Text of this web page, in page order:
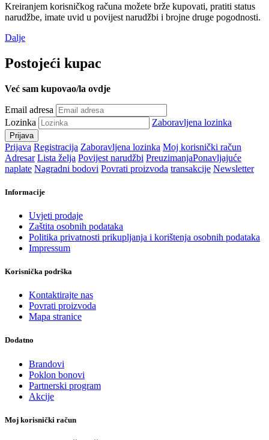
Kreiranjem korisničkog računa možete brže kupovati, pratiti status
narudžbe, imate uvid u povijest narudžbi i brojne druge pogodnosti.
Dalje
Postojeći kupac
Već sam kupovao/la ovdje
Email adresa
Lozinka
Zaboravljena lozinka
Prijava Registracija Zaboravljena lozinka Moj korisnički račun
Adresar Lista želja Povijest narudžbi PreuzimanjaPonavljajuće
naplate Nagradni bodovi Povrati proizvoda transakcije Newsletter
Informacije
Uvjeti prodaje
Zaštita osobnih podataka
Politika privatnosti prikupljanja i korištenja osobnih podataka
Impressum
Korisnička podrška
Kontaktirajte nas
Povrati proizvoda
Mapa stranice
Dodatno
Brandovi
Poklon bonovi
Partnerski program
Akcije
Moj korisnički račun